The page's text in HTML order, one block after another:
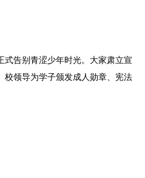
告别青涩少年时光。大家肃立宣
领导为学子颁发成人勋章、宪法